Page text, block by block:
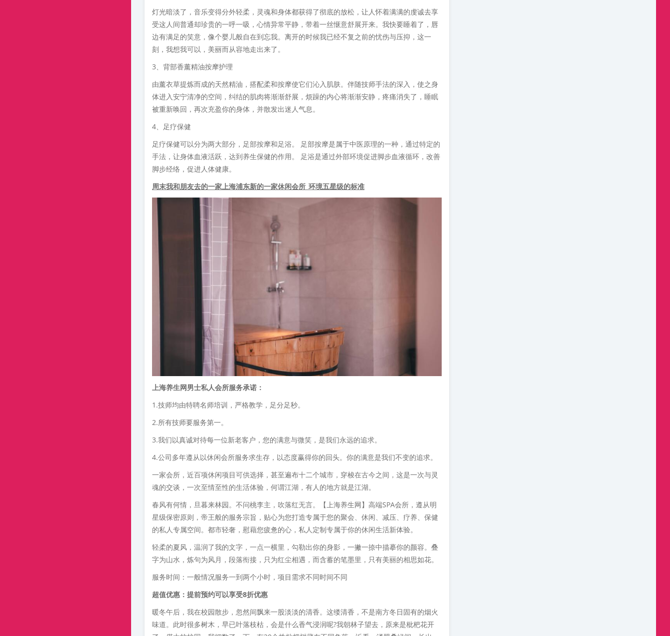
灯光暗淡了，音乐变得分外轻柔，灵魂和身体都获得了彻底的放松，让人怀着满满的虔诚去享
受这人间普通却珍贵的一呼一吸，心情异常平静，带着一丝惬意舒展开来。我快要睡着了，唇
边有满足的笑意，像个婴儿般自在到忘我。离开的时候我已经不复之前的忧伤与压抑，这一
刻，我想我可以，美丽而从容地走出来了。
3、背部香薰精油按摩护理
由薰衣草提炼而成的天然精油，搭配柔和按摩使它们沁入肌肤。伴随技师手法的深入，使之身
体进入安宁清净的空间，纠结的肌肉将渐渐舒展，烦躁的内心将渐渐安静，疼痛消失了，睡眠
被重新唤回，再次充盈你的身体，并散发出迷人气息。
4、足疗保健
足疗保健可以分为两大部分，足部按摩和足浴。 足部按摩是属于中医原理的一种，通过特定的
手法，让身体血液活跃，达到养生保健的作用。 足浴是通过外部环境促进脚步血液循环，改善
脚步经络，促进人体健康。
周末我和朋友去的一家上海浦东新的一家休闲会所_环境五星级的标准
上海养生网男士私人会所服务承诺：
1.技师均由特聘名师培训，严格教学，足分足秒。
2.所有技师要服务第一。
3.我们以真诚对待每一位新老客户，您的满意与微笑，是我们永远的追求。
4.公司多年遵从以休闲会所服务求生存，以态度赢得你的回头。你的满意是我们不变的追求。
一家会所，近百项休闲项目可供选择，甚至遍布十二个城市，穿梭在古今之间，这是一次与灵
魂的交谈，一次至情至性的生活体验，何谓江湖，有人的地方就是江湖。
春风有何情，旦暮来林园。不问桃李主，吹落红无言。【上海养生网】高端SPA会所，遵从明
星级保密原则，帝王般的服务宗旨，贴心为您打造专属于您的聚会、休闲、减压、疗养、保健
的私人专属空间。都市轻奢，慰藉您疲惫的心，私人定制专属于你的休闲生活新体验。
轻柔的夏风，温润了我的文字，一点一横里，勾勒出你的身影，一撇一捺中描摹你的颜容。叠
字为山水，炼句为风月，段落衔接，只为红尘相遇，而含蓄的笔墨里，只有美丽的相思如花。
服务时间：一般情况服务一到两个小时，项目需求不同时间不同
超值优惠：提前预约可以享受8折优惠
暖冬午后，我在校园散步，忽然间飘来一股淡淡的清香。这缕清香，不是南方冬日固有的烟火
味道。此时很多树木，早已叶落枝枯，会是什么香气浸润呢?我朝林子望去，原来是枇杷花开